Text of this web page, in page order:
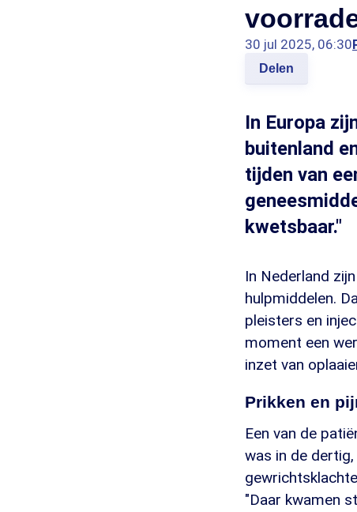
30 jul 2025, 06:30
Delen
In Europa
buitenland
tijden van
kwetsbaar."
In Nederland
hulpmiddelen.
pleisters en
moment een
inzet van
Prikken en
Een van de
was in de
"Daar kwamen